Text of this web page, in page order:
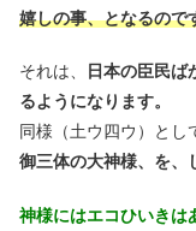
嬉しの事、となるので
それは、
日本の臣民ば
るようになります。
同様（土ウ四ウ）とし
御三体の大神様、を、
神様にはエコひいきは